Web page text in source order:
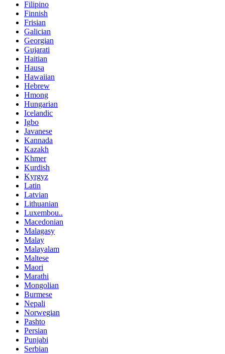
Filipino
Finnish
Frisian
Galician
Georgian
Gujarati
Haitian
Hausa
Hawaiian
Hebrew
Hmong
Hungarian
Icelandic
Igbo
Javanese
Kannada
Kazakh
Khmer
Kurdish
Kyrgyz
Latin
Latvian
Lithuanian
Luxembou..
Macedonian
Malagasy
Malay
Malayalam
Maltese
Maori
Marathi
Mongolian
Burmese
Nepali
Norwegian
Pashto
Persian
Punjabi
Serbian